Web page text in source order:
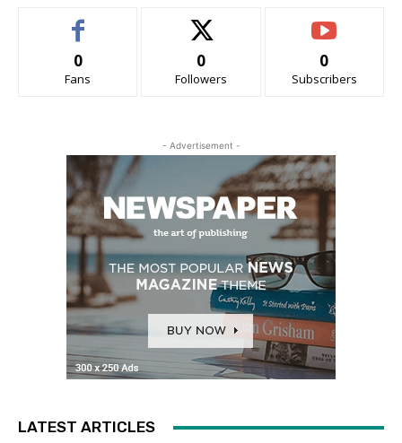
0
Fans
0
Followers
0
Subscribers
- Advertisement -
LATEST ARTICLES